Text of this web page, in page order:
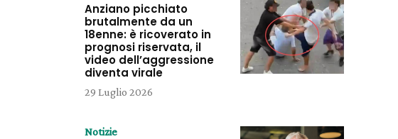
Anziano picchiato
brutalmente da un
18enne: è ricoverato in
prognosi riservata, il
video dell’aggressione
diventa virale
29 Luglio 2026
Notizie